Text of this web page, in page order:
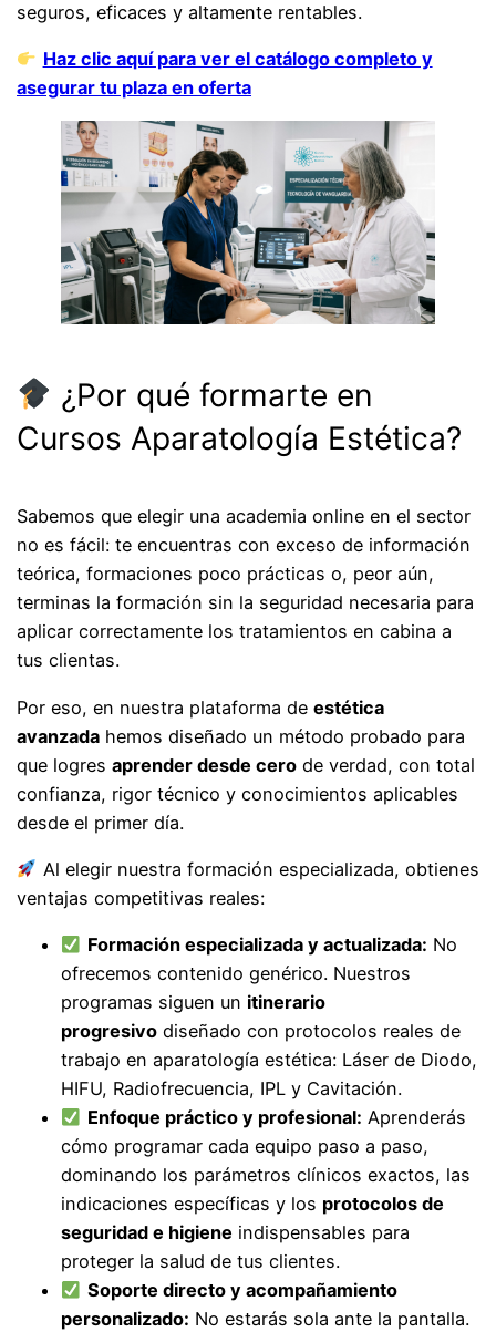
seguros, eficaces y altamente rentables.
Haz clic aquí para ver el catálogo completo y
asegurar tu plaza en oferta
¿Por qué formarte en
Cursos Aparatología Estética?
Sabemos que elegir una academia online en el sector
no es fácil: te encuentras con exceso de información
teórica, formaciones poco prácticas o, peor aún,
terminas la formación sin la seguridad necesaria para
aplicar correctamente los tratamientos en cabina a
tus clientas.
Por eso, en nuestra plataforma deestética
avanzada hemos diseñado un método probado para
que logresaprender desde cero de verdad, con total
confianza, rigor técnico y conocimientos aplicables
desde el primer día.
Al elegir nuestra formación especializada, obtienes
ventajas competitivas reales:
Formación especializada y actualizada: No
ofrecemos contenido genérico. Nuestros
programas siguen un itinerario
progresivo diseñado con protocolos reales de
trabajo en aparatología estética: Láser de Diodo,
HIFU, Radiofrecuencia, IPL y Cavitación.
Enfoque práctico y profesional: Aprenderás
cómo programar cada equipo paso a paso,
dominando los parámetros clínicos exactos, las
indicaciones específicas y los protocolos de
seguridad e higiene indispensables para
proteger la salud de tus clientes.
Soporte directo y acompañamiento
personalizado: No estarás sola ante la pantalla.